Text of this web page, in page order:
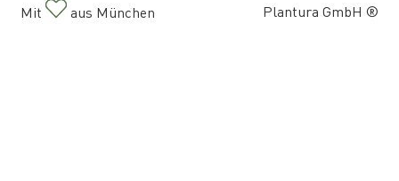
Plantura GmbH ®
Mit aus München